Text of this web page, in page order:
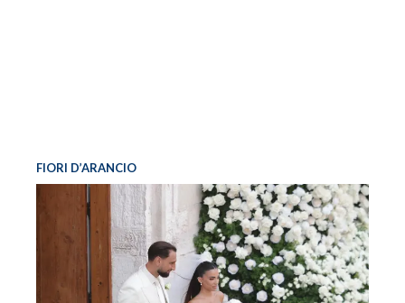
FIORI D’ARANCIO